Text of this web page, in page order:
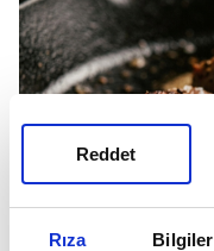
Rıza Bilgiler
Reddet